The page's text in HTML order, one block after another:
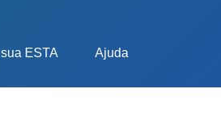
ESTA Ajuda